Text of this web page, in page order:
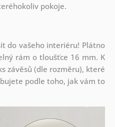
pokoje.
do vašeho interiéru! Plátno
rám o tloušťce 16 mm. K
závěsů (dle rozměru), které
podle toho, jak vám to